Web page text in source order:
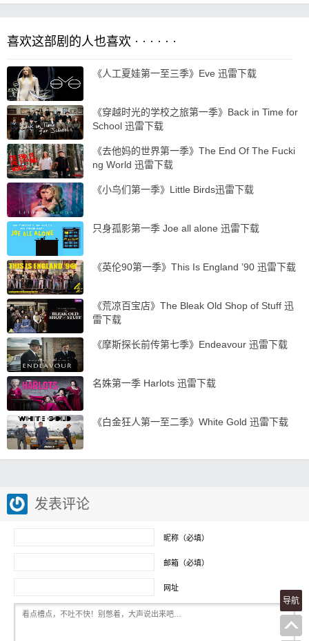
喜欢这部剧的人也喜欢 · · · · · ·
《人工夏娃第一至三季》Eve 迅雷下载
《穿越时光的学校之旅第一季》Back in Time for
School 迅雷下载
《去他妈的世界第一季》The End Of The Fucki
ng World 迅雷下载
《小鸟们第一季》Little Birds迅雷下载
只身孤影第一季 Joe all alone 迅雷下载
《英伦90第一季》This Is England ’90 迅雷下载
《荒凉百宝店》The Bleak Old Shop of Stuff 迅
雷下载
《摩斯探长前传第七季》Endeavour 迅雷下载
名姝第一季 Harlots 迅雷下载
《白金狂人第一至二季》White Gold 迅雷下载
发表评论
昵称（必填）
邮箱（必填）
网址
导航